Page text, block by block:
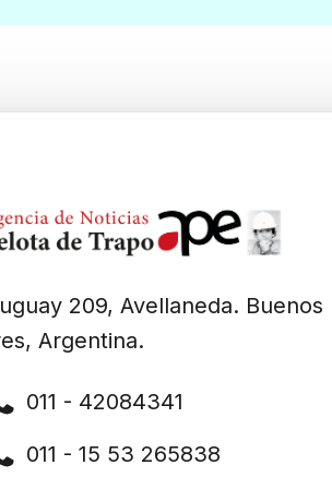
209, Avellaneda. Buenos
Argentina.
011 - 42084341
011 - 15 53 265838